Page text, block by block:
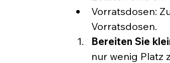
Vorratsdosen:
Vorratsdosen.
Bereiten Sie
nur wenig Platz